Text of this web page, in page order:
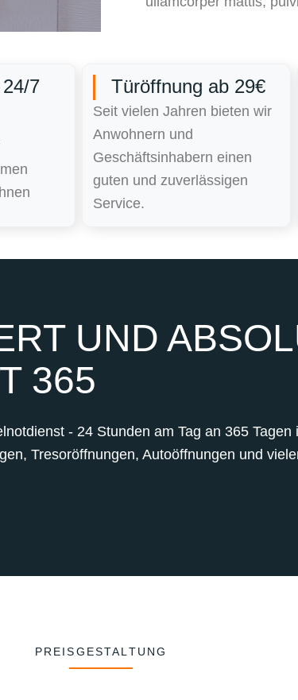
7 Türöffnung ab 29€
Seit vielen Jahren bieten wir
Anwohnern und
Geschäftsinhabern einen
guten und zuverlässigen
Service.
UND
365
- 24 Stunden am Tag an 365
Tresoröffnungen, Autoöffnungen und
PREISGESTALTUNG